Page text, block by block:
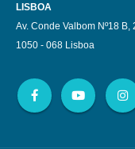
LISBOA
Av. Conde Valbom Nº18 B,
1050 - 068 Lisboa